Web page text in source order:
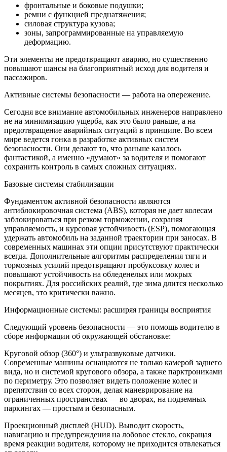
фронтальные и боковые подушки;
ремни с функцией преднатяжения;
силовая структура кузова;
зоны, запрограммированные на управляемую
деформацию.
Эти элементы не предотвращают аварию, но существенно
повышают шансы на благоприятный исход для водителя и
пассажиров.
Активные системы безопасности — работа на опережение.
Сегодня все внимание автомобильных инженеров направлено
не на минимизацию ущерба, как это было раньше, а на
предотвращение аварийных ситуаций в принципе. Во всем
мире ведется гонка в разработке активных систем
безопасности. Они делают то, что раньше казалось
фантастикой, а именно «думают» за водителя и помогают
сохранить контроль в самых сложных ситуациях.
Базовые системы стабилизации
Фундаментом активной безопасности являются
антиблокировочная система (ABS), которая не дает колесам
заблокироваться при резком торможении, сохраняя
управляемость, и курсовая устойчивость (ESP), помогающая
удержать автомобиль на заданной траектории при заносах. В
современных машинах эти опции присутствуют практически
всегда. Дополнительные алгоритмы распределения тяги и
тормозных усилий предотвращают пробуксовку колес и
повышают устойчивость на обледенелых или мокрых
покрытиях. Для российских реалий, где зима длится несколько
месяцев, это критически важно.
Информационные системы: расширяя границы восприятия
Следующий уровень безопасности — это помощь водителю в
сборе информации об окружающей обстановке:
Круговой обзор (360°) и ультразвуковые датчики.
Современные машины оснащаются не только камерой заднего
вида, но и системой кругового обзора, а также парктрониками
по периметру. Это позволяет видеть положение колес и
препятствия со всех сторон, делая маневрирование на
ограниченных пространствах — во дворах, на подземных
паркингах — простым и безопасным.
Проекционный дисплей (HUD). Выводит скорость,
навигацию и предупреждения на лобовое стекло, сокращая
время реакции водителя, которому не приходится отвлекаться